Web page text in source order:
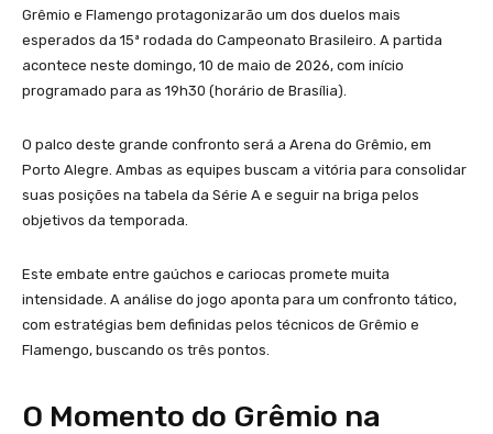
Grêmio e Flamengo protagonizarão um dos duelos mais
esperados da 15ª rodada do Campeonato Brasileiro. A partida
acontece neste domingo, 10 de maio de 2026, com início
programado para as 19h30 (horário de Brasília).
O palco deste grande confronto será a Arena do Grêmio, em
Porto Alegre. Ambas as equipes buscam a vitória para consolidar
suas posições na tabela da Série A e seguir na briga pelos
objetivos da temporada.
Este embate entre gaúchos e cariocas promete muita
intensidade. A análise do jogo aponta para um confronto tático,
com estratégias bem definidas pelos técnicos de Grêmio e
Flamengo, buscando os três pontos.
O Momento do Grêmio na